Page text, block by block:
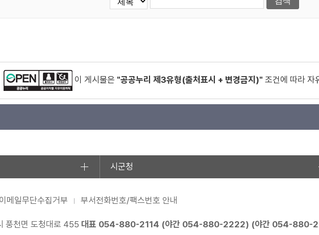
이 게시물은 "공공누리 제3유형(출처표시 + 변경금지)" 조건에 따라 자
시군청
이메일무단수집거부 부서전화번호/팩스번호 안내
풍천면 도청대로 455 대표 054-880-2114 (야간 054-880-2222) (야간 054-880-